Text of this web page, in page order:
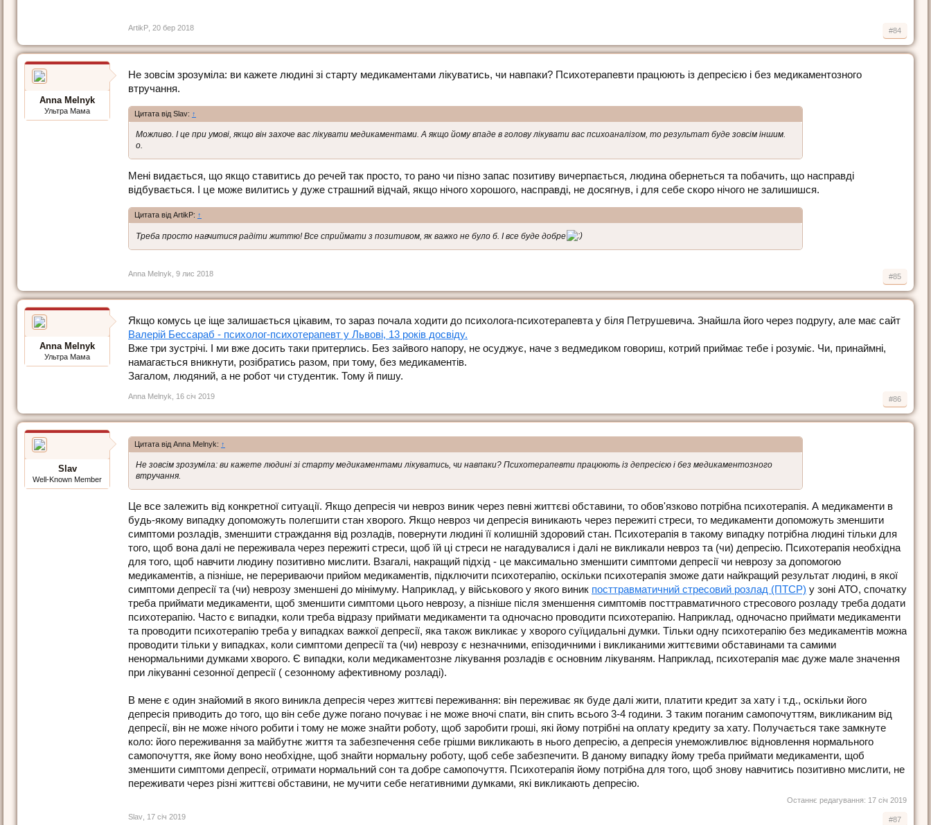
ArtikP 20 бер 2018 #84
Anna Melnyk
Ультра Мама
Не зовсім зрозуміла: ви кажете людині зі старту медикаментами лікуватись, чи навпаки? Психотерапевти працюють із депресією і без медикаментозного
втручання.
Цитата від Slav: ↑
Можливо. І це при умові, якщо він захоче вас лікувати медикаментами. А якщо йому впаде в голову лікувати вас психоаналізом, то результат буде зовсім іншим.
о.
Мені видається, що якщо ставитись до речей так просто, то рано чи пізно запас позитиву вичерпається, людина обернеться та побачить, що насправді
відбувається. І це може вилитись у дуже страшний відчай, якщо нічого хорошого, насправді, не досягнув, і для себе скоро нічого не залишишся.
Цитата від ArtikP: ↑
Треба просто навчитися радіти життю! Все сприймати з позитивом, як важко не було б. І все буде добре
Anna Melnyk 9 лис 2018 #85
Anna Melnyk
Ультра Мама
Якщо комусь це іще залишається цікавим, то зараз почала ходити до психолога-психотерапевта у біля Петрушевича. Знайшла його через подругу, але має сайт
Валерій Бессараб - психолог-психотерапевт у Львові, 13 років досвіду.
Вже три зустрічі. І ми вже досить таки притерлись. Без зайвого напору, не осуджує, наче з ведмедиком говориш, котрий приймає тебе і розуміє. Чи, принаймні,
намагається вникнути, розібратись разом, при тому, без медикаментів.
Загалом, людяний, а не робот чи студентик. Тому й пишу.
Anna Melnyk 16 січ 2019 #86
Slav
Well-Known Member
Цитата від Anna Melnyk: ↑
Не зовсім зрозуміла: ви кажете людині зі старту медикаментами лікуватись, чи навпаки? Психотерапевти працюють із депресією і без медикаментозного
втручання.
Це все залежить від конкретної ситуації. Якщо депресія чи невроз виник через певні життєві обставини, то обов'язково потрібна психотерапія. А медикаменти в
будь-якому випадку допоможуть полегшити стан хворого. Якщо невроз чи депресія виникають через пережиті стреси, то медикаменти допоможуть зменшити
симптоми розладів, зменшити страждання від розладів, повернути людині її колишній здоровий стан. Психотерапія в такому випадку потрібна людині тільки для
того, щоб вона далі не переживала через пережиті стреси, щоб їй ці стреси не нагадувалися і далі не викликали невроз та (чи) депресію. Психотерапія необхідна
для того, щоб навчити людину позитивно мислити. Взагалі, накращий підхід - це максимально зменшити симптоми депресії чи неврозу за допомогою
медикаментів, а пізніше, не перериваючи прийом медикаментів, підключити психотерапію, оскільки психотерапія зможе дати найкращий результат людині, в якої
симптоми депресії та (чи) неврозу зменшені до мінімуму. Наприклад, у військового у якого виник посттравматичний стресовий розлад (ПТСР) у зоні АТО, спочатку
треба приймати медикаменти, щоб зменшити симптоми цього неврозу, а пізніше після зменшення симптомів посттравматичного стресового розладу треба додати
психотерапію. Часто є випадки, коли треба відразу приймати медикаменти та одночасно проводити психотерапію. Наприклад, одночасно приймати медикаменти
та проводити психотерапію треба у випадках важкої депресії, яка також викликає у хворого суїцидальні думки. Тільки одну психотерапію без медикаментів можна
проводити тільки у випадках, коли симптоми депресії та (чи) неврозу є незначними, епізодичними і викликаними життєвими обставинами та самими
ненормальними думками хворого. Є випадки, коли медикаментозне лікування розладів є основним лікуваням. Наприклад, психотерапія має дуже мале значення
при лікуванні сезонної депресії ( сезонному афективному розладі).
В мене є один знайомий в якого виникла депресія через життєві переживання: він переживає як буде далі жити, платити кредит за хату і т.д., оскільки його
депресія приводить до того, що він себе дуже погано почуває і не може вночі спати, він спить всього 3-4 години. З таким поганим самопочуттям, викликаним від
депресії, він не може нічого робити і тому не може знайти роботу, щоб заробити гроші, які йому потрібні на оплату кредиту за хату. Получається таке замкнуте
коло: його переживання за майбутнє життя та забезпечення себе грішми викликають в нього депресію, а депресія унеможливлює відновлення нормального
самопочуття, яке йому воно необхідне, щоб знайти нормальну роботу, щоб себе забезпечити. В даному випадку йому треба приймати медикаменти, щоб
зменшити симптоми депресії, отримати нормальний сон та добре самопочуття. Психотерапія йому потрібна для того, щоб знову навчитись позитивно мислити, не
переживати через різні життєві обставини, не мучити себе негативними думками, які викликають депресію.
Останнє редагування: 17 січ 2019
Slav 17 січ 2019 #87